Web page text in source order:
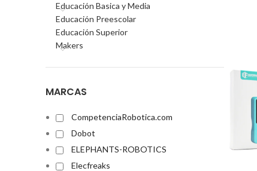
Educación Basica y Media
Educación Preescolar
Educación Superior
Makers
MARCAS
CompetenciaRobotica.com
Dobot
ELEPHANTS-ROBOTICS
Elecfreaks